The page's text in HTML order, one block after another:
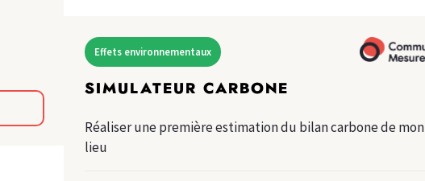
Effets environnementaux
SIMULATEUR CARBONE
Réaliser une première estimation du bilan carbone de mon
lieu